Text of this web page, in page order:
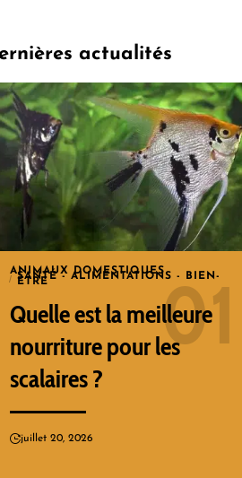
actualités
ANIMAUX DOMESTIQUES
SANTÉ - ALIMENTATIONS - BIEN-
ÊTRE
Quelle est la meilleure
nourriture pour les
scalaires ?
juillet 20, 2026